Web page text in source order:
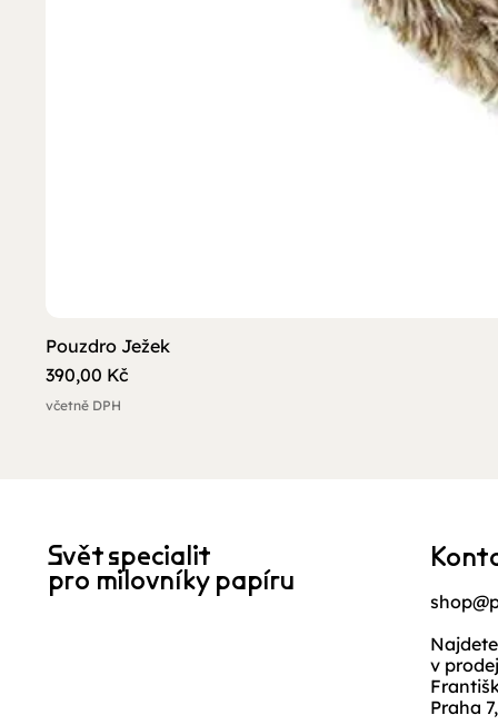
Pouzdro Ježek
Cena
390,00 Kč
včetně DPH
Svět specialit
pro milovníky papíru
v
Praha